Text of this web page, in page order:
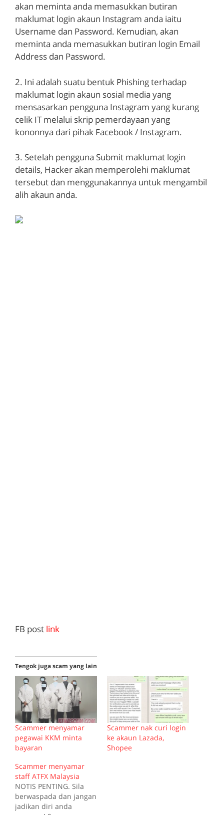
akan meminta anda memasukkan butiran
maklumat login akaun Instagram anda iaitu
Username dan Password. Kemudian, akan
meminta anda memasukkan butiran login Email
Address dan Password.
2. Ini adalah suatu bentuk Phishing terhadap
maklumat login akaun sosial media yang
mensasarkan pengguna Instagram yang kurang
celik IT melalui skrip pemerdayaan yang
kononnya dari pihak Facebook / Instagram.
3. Setelah pengguna Submit maklumat login
details, Hacker akan memperolehi maklumat
tersebut dan menggunakannya untuk mengambil
alih akaun anda.
FB post link
Tengok juga scam yang lain
Scammer menyamar
pegawai KKM minta
bayaran
Scammer nak curi login
ke akaun Lazada,
Shopee
Scammer menyamar
staff ATFX Malaysia
NOTIS PENTING. Sila
berwaspada dan jangan
jadikan diri anda